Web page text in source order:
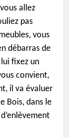
allez
pas
vous
débarras de
fixez un
convient,
il va évaluer
Bois, dans le